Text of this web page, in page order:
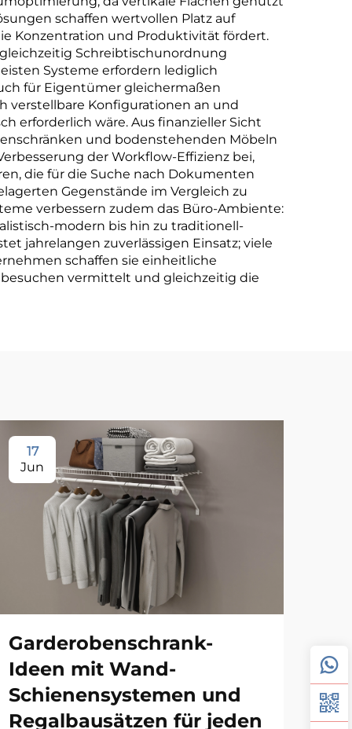
schaffen wertvollen Platz auf
Konzentration und Produktivität fördert.
Schreibtischunordnung
Systeme erfordern lediglich
für Eigentümer gleichermaßen
verstellbare Konfigurationen an und
erforderlich wäre. Aus finanzieller Sicht
und bodenstehenden Möbeln
der Workflow-Effizienz bei,
die für die Suche nach Dokumenten
Gegenstände im Vergleich zu
verbessern zudem das Büro-Ambiente:
modern bis hin zu traditionell-
jahrelangen zuverlässigen Einsatz; viele
schaffen sie einheitliche
vermittelt und gleichzeitig die
17
Jun
Garderobenschrank-
Ideen mit Wand-
Schienensystemen und
Regalbausätzen für jeden